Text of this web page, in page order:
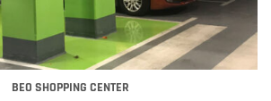
BEO SHOPPING CENTER